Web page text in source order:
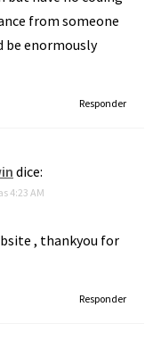
from someone
be enormously
Responder
dice:
4:23 AM
, thankyou for
Responder